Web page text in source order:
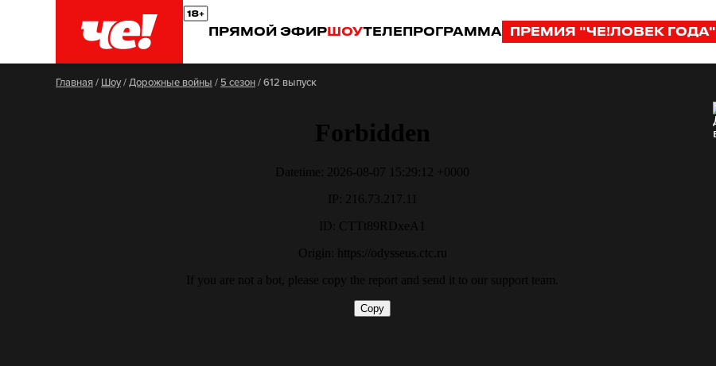
ПРЯМОЙ ЭФИРШОУТЕЛЕПРОГРАММА ПРЕМИЯ "ЧЕ!ЛОВЕК ГОДА"
Главная/ Шоу/Дорожные войны / 5 сезон/612 выпуск